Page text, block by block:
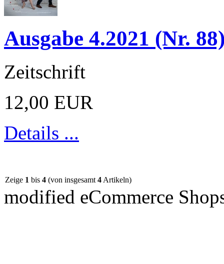
Ausgabe 4.2021 (Nr.
Zeitschrift
12,00 EUR
Details ...
Zeige 1 bis 4 (von insgesamt 4 Artikeln)
modified eCommerce